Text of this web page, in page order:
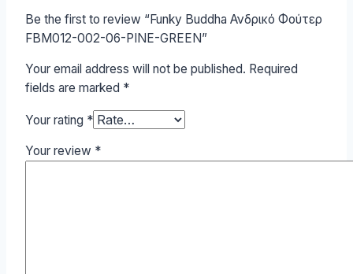
Be the first to review “Funky Buddha Ανδρικό Φούτερ
FBM012-002-06-PINE-GREEN”
Your email address will not be published. Required
fields are marked *
Your rating *
Your review *